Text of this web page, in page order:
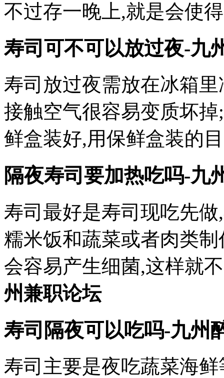
不过存一晚上,就是会使
寿司可不可以放过夜-九
寿司放过夜需放在冰箱
接触空气很容易变质坏
鲜盒装好,用保鲜盒装的
隔夜寿司要加热吃吗-九
寿司最好是寿司现吃先
糯米饭和蔬菜或者肉类
会容易产生细菌,这样就
州兼职论坛
寿司隔夜可以吃吗-九州
寿司主要是夜吃蔬菜海